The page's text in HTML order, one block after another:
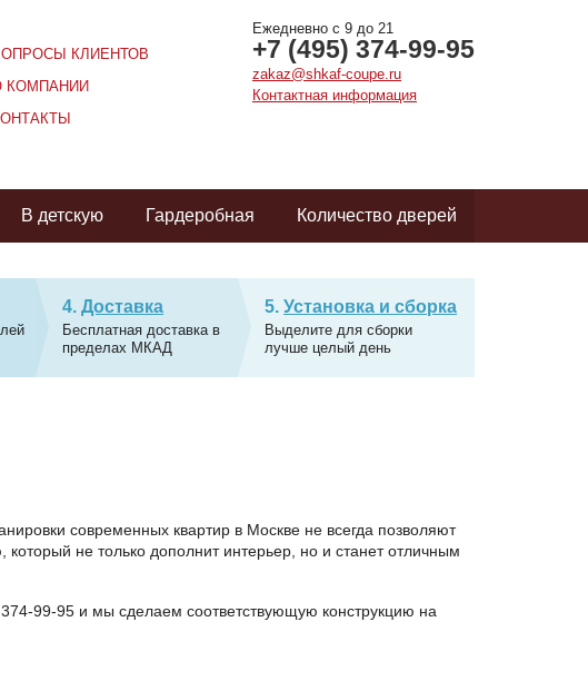
Ежедневно с 9 до 21
+7 (495) 374-99-95
zakaz@shkaf-coupe.ru
Контактная информация
КЛИЕНТОВ
КОМПАНИИ
В детскую Гардеробная Количество дверей
Доставка
Бесплатная доставка в
пределах МКАД
Установка и сборка
Выделите для сборки
лучше целый день
современных квартир в Москве не всегда позволяют
не только дополнит интерьер, но и станет отличным
99-95 и мы сделаем соответствующую конструкцию на